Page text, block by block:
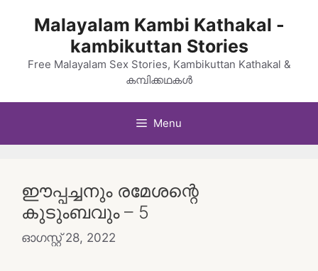
Malayalam Kambi Kathakal -
kambikuttan Stories
Free Malayalam Sex Stories, Kambikuttan Kathakal &
കമ്പിക്കഥകൾ
Menu
ഈപ്പച്ചനും രമേശന്റെ
കുടുംബവും – 5
ഓഗസ്റ്റ്‌ 28, 2022